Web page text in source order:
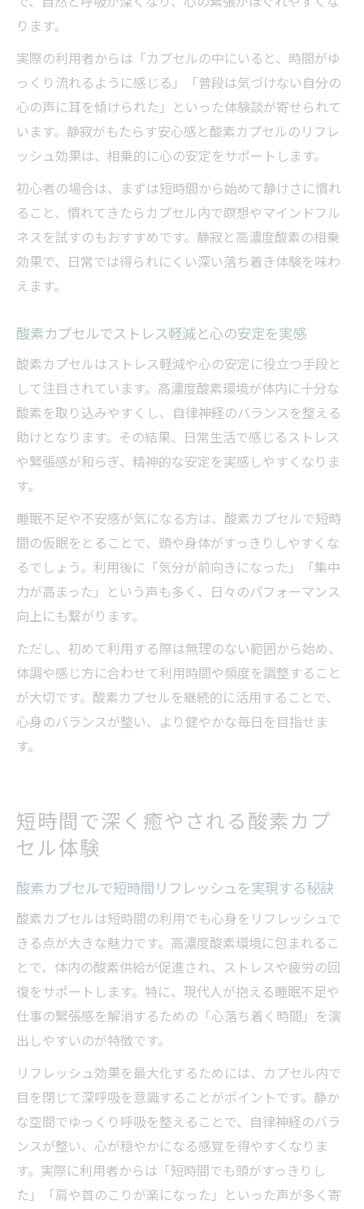
ります。
実際の利用者からは「カプセルの中にいると、時間がゆ
っくり流れるように感じる」「普段は気づけない自分の
心の声に耳を傾けられた」といった体験談が寄せられて
います。静寂がもたらす安心感と酸素カプセルのリフレ
ッシュ効果は、相乗的に心の安定をサポートします。
初心者の場合は、まずは短時間から始めて静けさに慣れ
ること、慣れてきたらカプセル内で瞑想やマインドフル
ネスを試すのもおすすめです。静寂と高濃度酸素の相乗
効果で、日常では得られにくい深い落ち着き体験を味わ
えます。
酸素カプセルでストレス軽減と心の安定を実感
酸素カプセルはストレス軽減や心の安定に役立つ手段と
して注目されています。高濃度酸素環境が体内に十分な
酸素を取り込みやすくし、自律神経のバランスを整える
助けとなります。その結果、日常生活で感じるストレス
や緊張感が和らぎ、精神的な安定を実感しやすくなりま
す。
睡眠不足や不安感が気になる方は、酸素カプセルで短時
間の仮眠をとることで、頭や身体がすっきりしやすくな
るでしょう。利用後に「気分が前向きになった」「集中
力が高まった」という声も多く、日々のパフォーマンス
向上にも繋がります。
ただし、初めて利用する際は無理のない範囲から始め、
体調や感じ方に合わせて利用時間や頻度を調整すること
が大切です。酸素カプセルを継続的に活用することで、
心身のバランスが整い、より健やかな毎日を目指せま
す。
短時間で深く癒やされる酸素カプ
セル体験
酸素カプセルで短時間リフレッシュを実現する秘訣
酸素カプセルは短時間の利用でも心身をリフレッシュで
きる点が大きな魅力です。高濃度酸素環境に包まれるこ
とで、体内の酸素供給が促進され、ストレスや疲労の回
復をサポートします。特に、現代人が抱える睡眠不足や
仕事の緊張感を解消するための「心落ち着く時間」を演
出しやすいのが特徴です。
リフレッシュ効果を最大化するためには、カプセル内で
目を閉じて深呼吸を意識することがポイントです。静か
な空間でゆっくり呼吸を整えることで、自律神経のバラ
ンスが整い、心が穏やかになる感覚を得やすくなりま
す。実際に利用者からは「短時間でも頭がすっきりし
た」「肩や首のこりが楽になった」といった声が多く寄